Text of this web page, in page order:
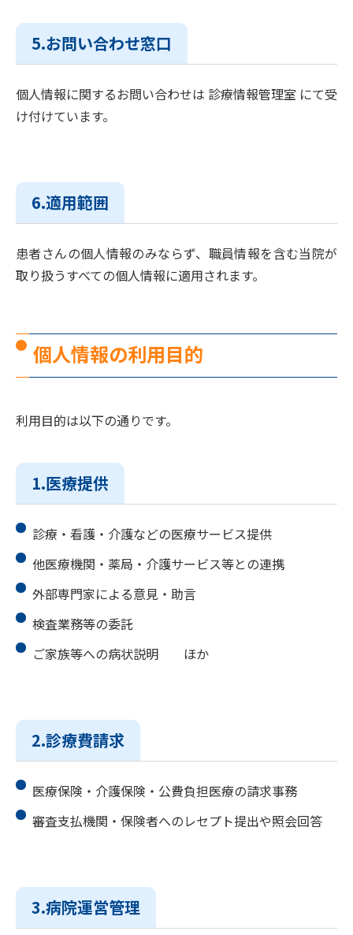
5.お問い合わせ窓口
個人情報に関するお問い合わせは 診療情報管理室 にて受
け付けています。
6.適用範囲
患者さんの個人情報のみならず、職員情報を含む当院が
取り扱うすべての個人情報に適用されます。
個人情報の利用目的
利用目的は以下の通りです。
1.医療提供
診療・看護・介護などの医療サービス提供
他医療機関・薬局・介護サービス等との連携
外部専門家による意見・助言
検査業務等の委託
ご家族等への病状説明 ほか
2.診療費請求
医療保険・介護保険・公費負担医療の請求事務
審査支払機関・保険者へのレセプト提出や照会回答
3.病院運営管理